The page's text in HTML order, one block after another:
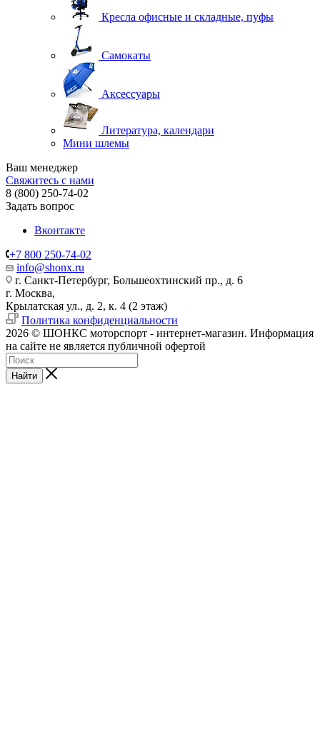
Кресла офисные и складные, пуфы
Самокаты
Аксессуары
Литература, календари
Мини шлемы
Ваш менеджер
Свяжитесь с нами
8 (800) 250-74-02
Задать вопрос
Вконтакте
+7 800 250-74-02
info@shonx.ru
г. Санкт-Петербург, Большеохтинский пр., д. 6
г. Москва,
Крылатская ул., д. 2, к. 4 (2 этаж)
Политика конфиденциальности
2026 © ШОНКС моторспорт - интернет-магазин. Информация
на сайте не является публичной офертой
Найти